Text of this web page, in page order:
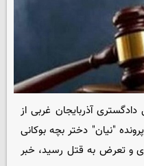
آذربایجان غربی از
"نیان" دختر بچه بوکانی
و تعرض بە قتل رسید، خبر